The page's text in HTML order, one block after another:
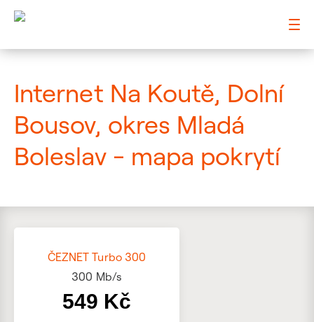
Internet Na Koutě, Dolní
Bousov, okres Mladá
Boleslav - mapa pokrytí
ČEZNET Turbo 300
300 Mb/s
549 Kč
: Mapa pokrytí ulice